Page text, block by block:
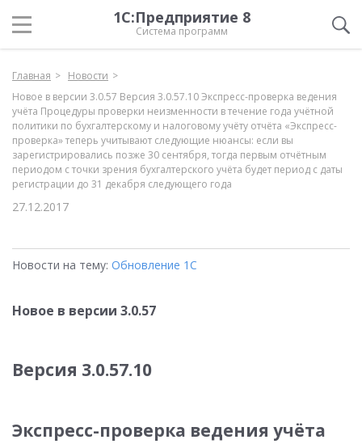
1С:Предприятие 8
Система программ
Главная
Новости
Новое в версии 3.0.57 Версия 3.0.57.10 Экспресс-проверка ведения
учёта Процедуры проверки неизменности в течение года учётной
политики по бухгалтерскому и налоговому учёту отчёта «Экспресс-
проверка» теперь учитывают следующие нюансы: если вы
зарегистрировались позже 30 сентября, тогда первым отчётным
периодом с точки зрения бухгалтерского учёта будет период с даты
регистрации до 31 декабря следующего года
27.12.2017
Новости на тему: Обновление 1С
Новое в версии 3.0.57
Версия 3.0.57.10
Экспресс-проверка ведения учёта